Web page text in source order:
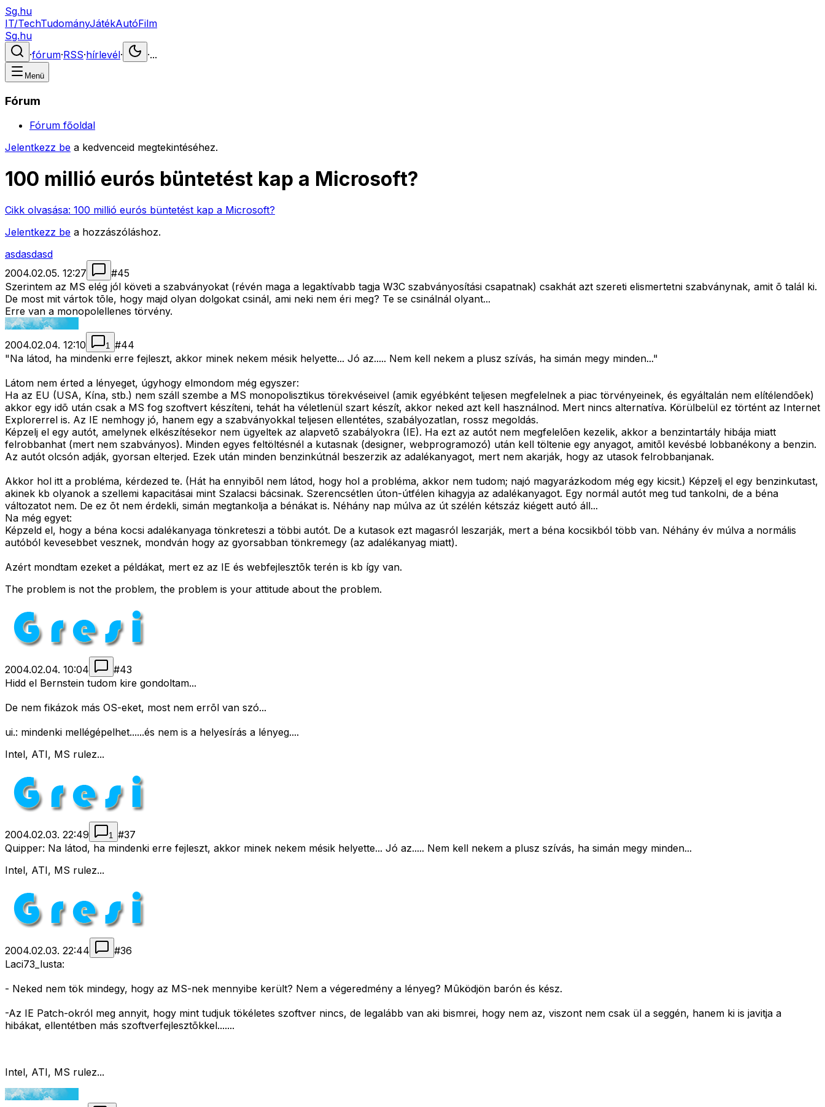
Sg.hu
IT/TechTudományJátékAutóFilm
Sg.hu
·fórum·RSS·hírlevél· ·...
Menü
Fórum
Fórum főoldal
Jelentkezz be a kedvenceid megtekintéséhez.
100 millió eurós büntetést kap a Microsoft?
Cikk olvasása: 100 millió eurós büntetést kap a Microsoft?
Jelentkezz be a hozzászóláshoz.
asdasdasd
2004.02.05. 12:27
#45
Szerintem az MS elég jól követi a szabványokat (révén maga a legaktívabb tagja W3C szabványosítási csapatnak) csakhát azt szereti elismertetni szabványnak, amit õ talál ki.
De most mit vártok tõle, hogy majd olyan dolgokat csinál, ami neki nem éri meg? Te se csinálnál olyant...
Erre van a monopolellenes törvény.
2004.02.04. 12:10 1 #44
"Na látod, ha mindenki erre fejleszt, akkor minek nekem mésik helyette... Jó az..... Nem kell nekem a plusz szívás, ha simán megy minden..."
Látom nem érted a lényeget, úgyhogy elmondom még egyszer:
Ha az EU (USA, Kína, stb.) nem száll szembe a MS monopolisztikus törekvéseivel (amik egyébként teljesen megfelelnek a piac törvényeinek, és egyáltalán nem elítélendõek)
akkor egy idõ után csak a MS fog szoftvert készíteni, tehát ha véletlenül szart készít, akkor neked azt kell használnod. Mert nincs alternatíva. Körülbelül ez történt az Internet
Explorerrel is. Az IE nemhogy jó, hanem egy a szabványokkal teljesen ellentétes, szabályozatlan, rossz megoldás.
Képzelj el egy autót, amelynek elkészítésekor nem ügyeltek az alapvetõ szabályokra (IE). Ha ezt az autót nem megfelelõen kezelik, akkor a benzintartály hibája miatt
felrobbanhat (mert nem szabványos). Minden egyes feltöltésnél a kutasnak (designer, webprogramozó) után kell töltenie egy anyagot, amitõl kevésbé lobbanékony a benzin.
Az autót olcsón adják, gyorsan elterjed. Ezek után minden benzinkútnál beszerzik az adalékanyagot, mert nem akarják, hogy az utasok felrobbanjanak.
Akkor hol itt a probléma, kérdezed te. (Hát ha ennyibõl nem látod, hogy hol a probléma, akkor nem tudom; najó magyarázkodom még egy kicsit.) Képzelj el egy benzinkutast,
akinek kb olyanok a szellemi kapacitásai mint Szalacsi bácsinak. Szerencsétlen úton-útfélen kihagyja az adalékanyagot. Egy normál autót meg tud tankolni, de a béna
változatot nem. De ez õt nem érdekli, simán megtankolja a bénákat is. Néhány nap múlva az út szélén kétszáz kiégett autó áll...
Na még egyet:
Képzeld el, hogy a béna kocsi adalékanyaga tönkreteszi a többi autót. De a kutasok ezt magasról leszarják, mert a béna kocsikból több van. Néhány év múlva a normális
autóból kevesebbet vesznek, mondván hogy az gyorsabban tönkremegy (az adalékanyag miatt).
Azért mondtam ezeket a példákat, mert ez az IE és webfejlesztõk terén is kb így van.
The problem is not the problem, the problem is your attitude about the problem.
2004.02.04. 10:04 #43
Hidd el Bernstein tudom kire gondoltam...
De nem fikázok más OS-eket, most nem errõl van szó...
ui.: mindenki mellégépelhet......és nem is a helyesírás a lényeg....
Intel, ATI, MS rulez...
2004.02.03. 22:49 1 #37
Quipper: Na látod, ha mindenki erre fejleszt, akkor minek nekem mésik helyette... Jó az..... Nem kell nekem a plusz szívás, ha simán megy minden...
Intel, ATI, MS rulez...
2004.02.03. 22:44 #36
Laci73_lusta:
- Neked nem tök mindegy, hogy az MS-nek mennyibe került? Nem a végeredmény a lényeg? Mûködjön barón és kész.
-Az IE Patch-okról meg annyit, hogy mint tudjuk tökéletes szoftver nincs, de legalább van aki bismrei, hogy nem az, viszont nem csak ül a seggén, hanem ki is javitja a
hibákat, ellentétben más szoftverfejlesztõkkel.......
Intel, ATI, MS rulez...